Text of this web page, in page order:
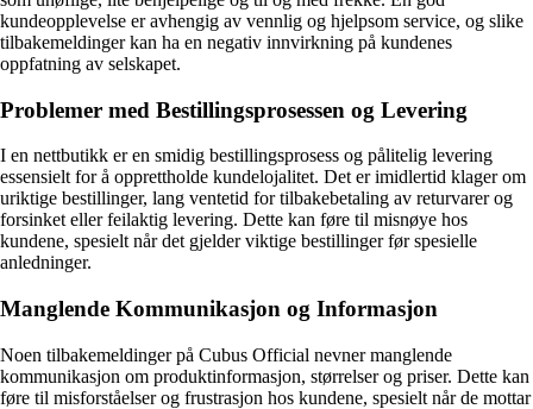
kundeopplevelse er avhengig av vennlig og hjelpsom service, og slike
tilbakemeldinger kan ha en negativ innvirkning på kundenes
oppfatning av selskapet.
Problemer med Bestillingsprosessen og Levering
I en nettbutikk er en smidig bestillingsprosess og pålitelig levering
essensielt for å opprettholde kundelojalitet. Det er imidlertid klager om
uriktige bestillinger, lang ventetid for tilbakebetaling av returvarer og
forsinket eller feilaktig levering. Dette kan føre til misnøye hos
kundene, spesielt når det gjelder viktige bestillinger før spesielle
anledninger.
Manglende Kommunikasjon og Informasjon
Noen tilbakemeldinger på Cubus Official nevner manglende
kommunikasjon om produktinformasjon, størrelser og priser. Dette kan
føre til misforståelser og frustrasjon hos kundene, spesielt når de mottar